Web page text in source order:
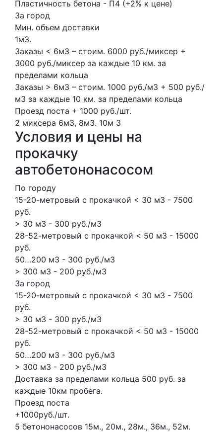
Пластичность бетона - П4 (+2% к цене)
За город
Мин. объем доставки
1м3.
Заказы < 6м3 – стоим. 6000 руб./миксер +
3000 руб./миксер за каждые 10 км. за
пределами кольца
Заказы > 6м3 – стоим. 1000 руб./м3 + 500 руб./
м3 за каждые 10 км. за пределами кольца
Проезд поста + 1000 руб./шт.
2 миксера 6м3, 8м3. 10м 3
Условия и цены на
прокачку
автобетононасосом
По городу
15-20-метровый с прокачкой < 30 м3 - 7500
руб.
> 30 м3 - 300 руб./м3
28-52-метровый с прокачкой < 50 м3 - 15000
руб.
50…200 м3 - 300 руб./м3
> 300 м3 - 200 руб./м3
За город
15-20-метровый с прокачкой < 30 м3 - 7500
руб.
> 30 м3 - 300 руб./м3
28-52-метровый с прокачкой < 50 м3 - 15000
руб.
50…200 м3 - 300 руб./м3
> 300 м3 - 200 руб./м3
Доставка за пределами кольца 500 руб. за
каждые 10км пробега.
Проезд поста
+1000руб./шт.
5 бетононасосов 15м., 20м., 28м., 36м., 52м.